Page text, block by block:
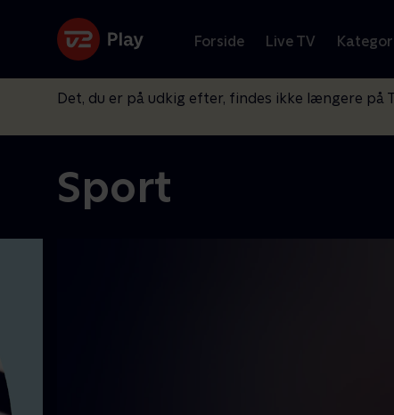
Forside Live TV
Det, du er på udkig efter, findes ikke længere på
Sport